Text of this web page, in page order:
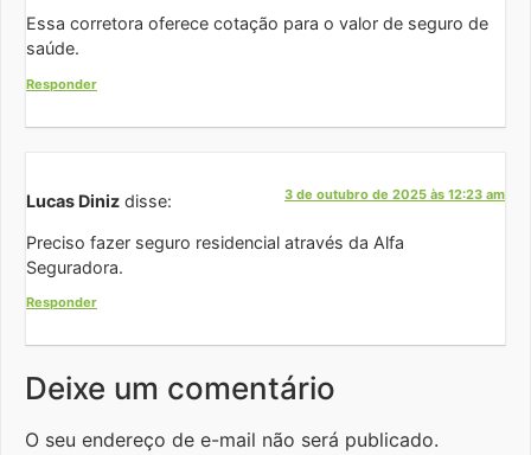
Essa corretora oferece cotação para o valor de seguro de
saúde.
Responder
Lucas Diniz disse: 3 de outubro de 2025 às 12:23 am
Preciso fazer seguro residencial através da Alfa
Seguradora.
Responder
Deixe um comentário
O seu endereço de e-mail não será publicado.